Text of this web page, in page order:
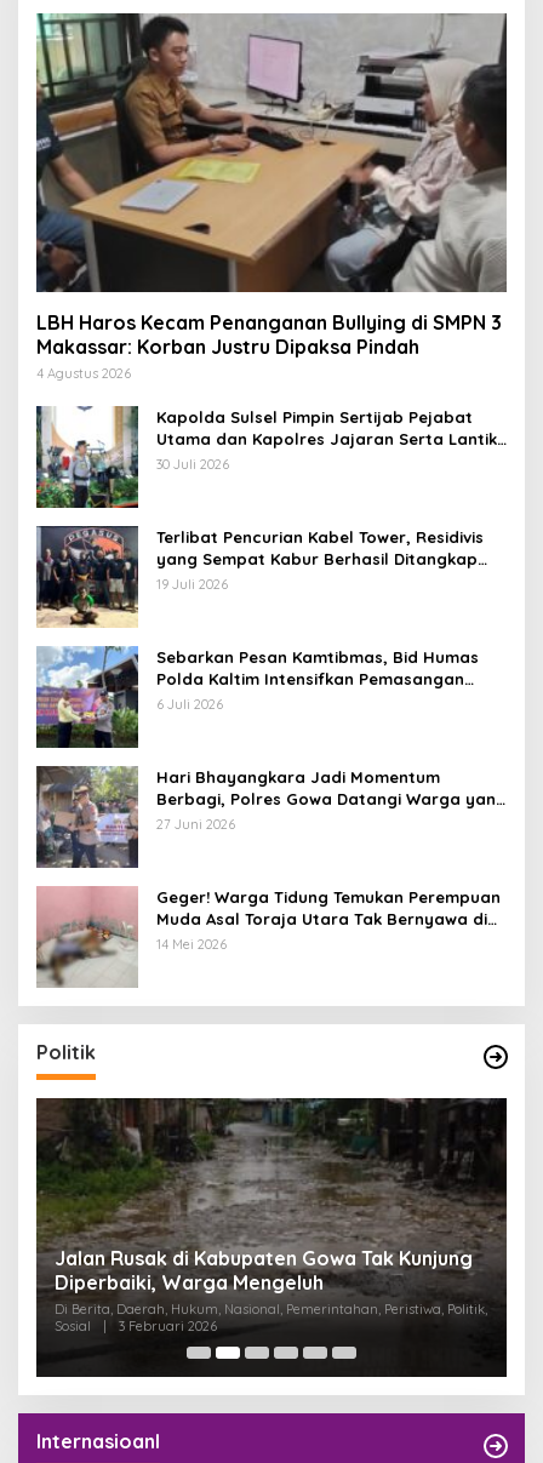
LBH Haros Kecam Penanganan Bullying di SMPN 3
Makassar: Korban Justru Dipaksa Pindah
4 Agustus 2026
Kapolda Sulsel Pimpin Sertijab Pejabat
Utama dan Kapolres Jajaran Serta Lantik
Karolog dan Kapolresta Gowa
30 Juli 2026
Terlibat Pencurian Kabel Tower, Residivis
yang Sempat Kabur Berhasil Ditangkap
Tim Gabungan di Jeneponto
19 Juli 2026
Sebarkan Pesan Kamtibmas, Bid Humas
Polda Kaltim Intensifkan Pemasangan
Spanduk serta Pembagian Stiker
6 Juli 2026
Hari Bhayangkara Jadi Momentum
Berbagi, Polres Gowa Datangi Warga yang
Membutuhkan
27 Juni 2026
Geger! Warga Tidung Temukan Perempuan
Muda Asal Toraja Utara Tak Bernyawa di
Kamar Kos
14 Mei 2026
Politik
Jalan Rusak di Kabupaten Gowa Tak Kunjung
Diperbaiki, Warga Mengeluh
Di Berita, Daerah, Hukum, Nasional, Pemerintahan, Peristiwa, Politik,
Sosial
3 Februari 2026
Internasioanl